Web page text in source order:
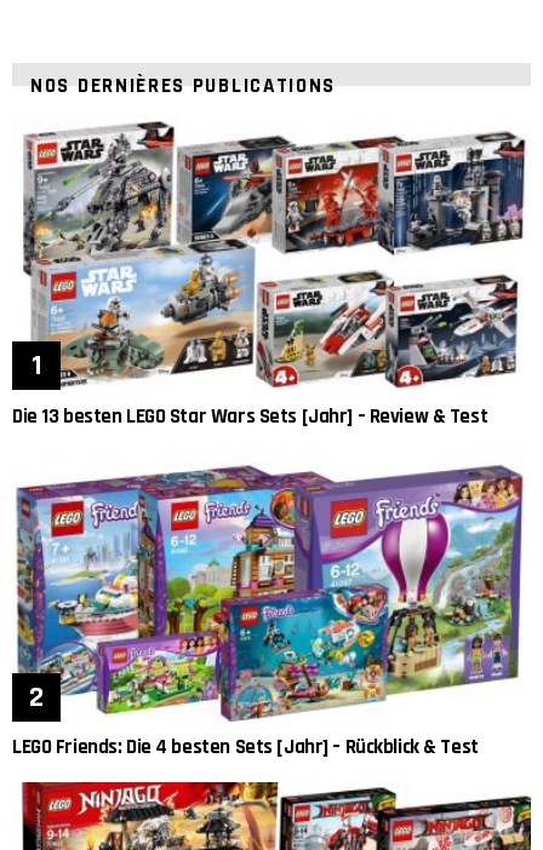
NOS DERNIÈRES PUBLICATIONS
Die 13 besten LEGO Star Wars Sets [Jahr] – Review & Test
LEGO Friends: Die 4 besten Sets [Jahr] – Rückblick & Test